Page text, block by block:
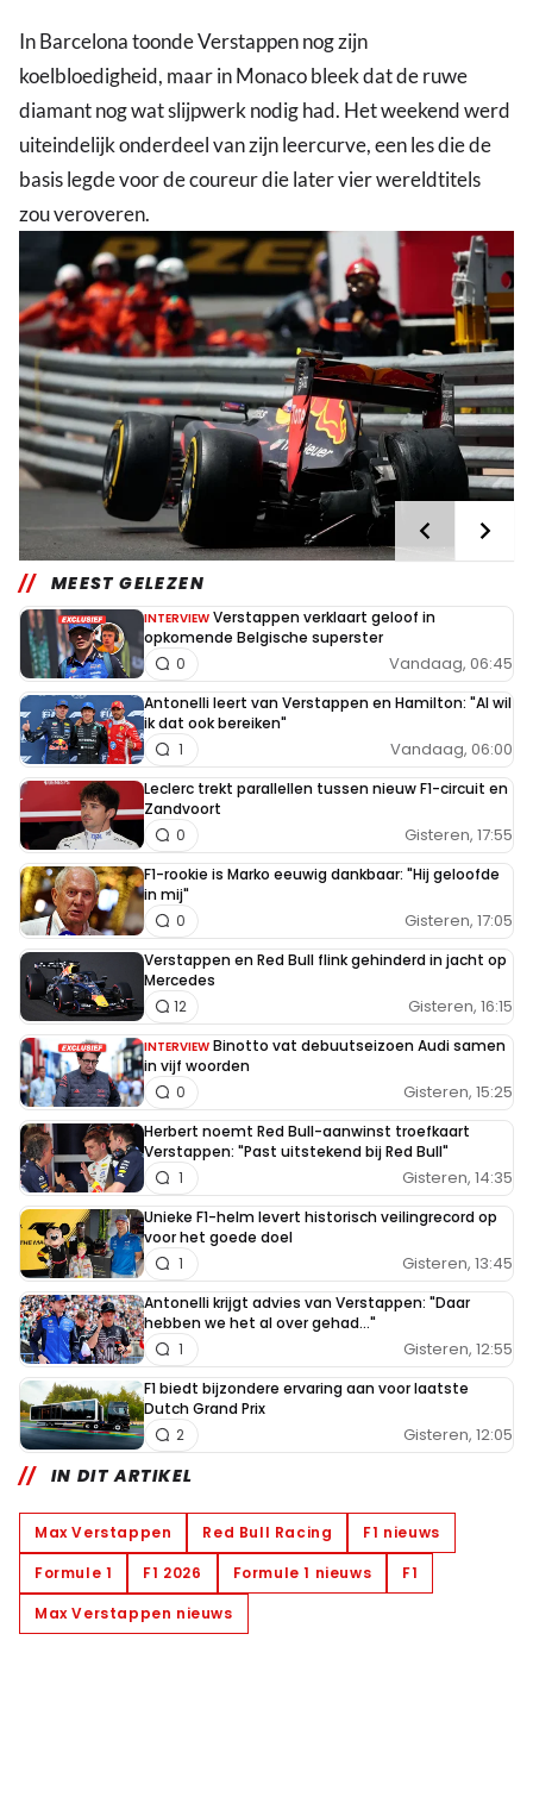
In Barcelona toonde Verstappen nog zijn
koelbloedigheid, maar in Monaco bleek dat de ruwe
diamant nog wat slijpwerk nodig had. Het weekend werd
uiteindelijk onderdeel van zijn leercurve, een les die de
basis legde voor de coureur die later vier wereldtitels
zou veroveren.
MEEST GELEZEN
INTERVIEW Verstappen verklaart geloof in
opkomende Belgische superster
Vandaag, 06:45
0
Antonelli leert van Verstappen en Hamilton: "Al wil
ik dat ook bereiken"
Vandaag, 06:00
1
Leclerc trekt parallellen tussen nieuw F1-circuit en
Zandvoort
Gisteren, 17:55
0
F1-rookie is Marko eeuwig dankbaar: "Hij geloofde
in mij"
Gisteren, 17:05
0
Verstappen en Red Bull flink gehinderd in jacht op
Mercedes
Gisteren, 16:15
12
INTERVIEW Binotto vat debuutseizoen Audi samen
in vijf woorden
Gisteren, 15:25
0
Herbert noemt Red Bull-aanwinst troefkaart
Verstappen: "Past uitstekend bij Red Bull"
Gisteren, 14:35
1
Unieke F1-helm levert historisch veilingrecord op
voor het goede doel
Gisteren, 13:45
1
Antonelli krijgt advies van Verstappen: "Daar
hebben we het al over gehad..."
Gisteren, 12:55
1
F1 biedt bijzondere ervaring aan voor laatste
Dutch Grand Prix
Gisteren, 12:05
2
IN DIT ARTIKEL
Max Verstappen Red Bull Racing
F1 nieuws
Formule 1
F1 2026 Formule 1 nieuws
F1
Max Verstappen nieuws